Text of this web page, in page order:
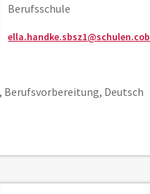
Berufsschule
Deutsch